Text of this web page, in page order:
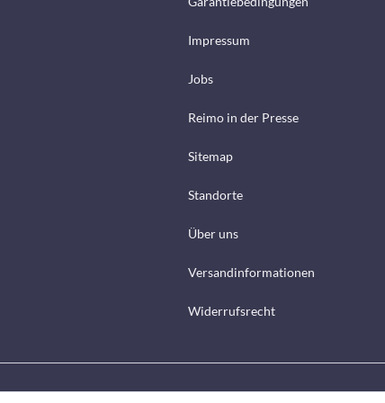
Impressum
Jobs
Reimo in der Presse
Sitemap
Standorte
Über uns
Versandinformationen
Widerrufsrecht